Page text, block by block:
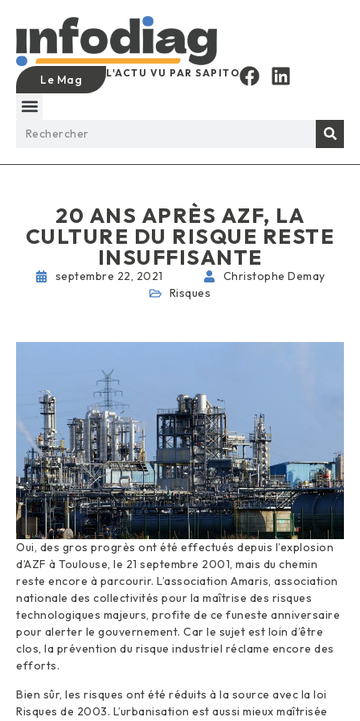
Le Mag L'ACTU VU PAR SAPITO
20 ANS APRÈS AZF, LA
CULTURE DU RISQUE RESTE
INSUFFISANTE
septembre 22, 2021
Christophe Demay
Risques
Oui, des gros progrès ont été effectués depuis l’explosion
d’AZF à Toulouse, le 21 septembre 2001, mais du chemin
reste encore à parcourir. L’association Amaris, association
nationale des collectivités pour la maîtrise des risques
technologiques majeurs, profite de ce funeste anniversaire
pour alerter le gouvernement. Car le sujet est loin d’être
clos, la prévention du risque industriel réclame encore des
efforts.
Bien sûr, les risques ont été réduits à la source avec la loi
Risques de 2003. L’urbanisation est aussi mieux maîtrisée